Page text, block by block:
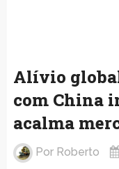
Alívio
com China
acalma
Por Roberto